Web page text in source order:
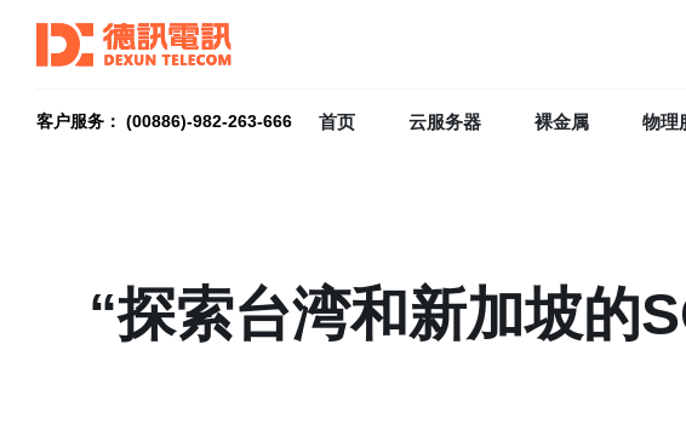
客户服务： (00886)-982-263-666 首页 云服务器 裸金属 物理
“探索台湾和新加坡的